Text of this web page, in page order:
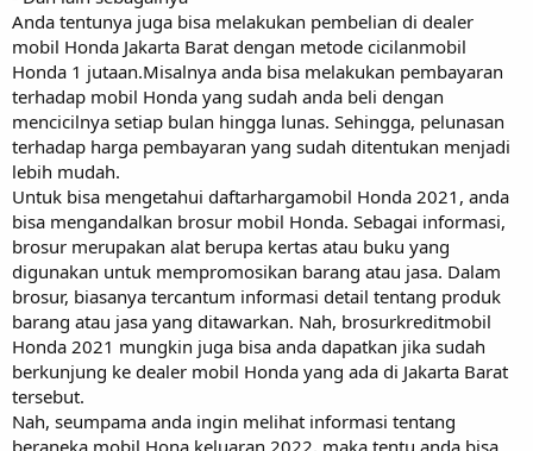
Anda tentunya juga bisa melakukan pembelian di dealer
mobil Honda Jakarta Barat dengan metode cicilanmobil
Honda 1 jutaan.Misalnya anda bisa melakukan pembayaran
terhadap mobil Honda yang sudah anda beli dengan
mencicilnya setiap bulan hingga lunas. Sehingga, pelunasan
terhadap harga pembayaran yang sudah ditentukan menjadi
lebih mudah.
Untuk bisa mengetahui daftarhargamobil Honda 2021, anda
bisa mengandalkan brosur mobil Honda. Sebagai informasi,
brosur merupakan alat berupa kertas atau buku yang
digunakan untuk mempromosikan barang atau jasa. Dalam
brosur, biasanya tercantum informasi detail tentang produk
barang atau jasa yang ditawarkan. Nah, brosurkreditmobil
Honda 2021 mungkin juga bisa anda dapatkan jika sudah
berkunjung ke dealer mobil Honda yang ada di Jakarta Barat
tersebut.
Nah, seumpama anda ingin melihat informasi tentang
beraneka mobil Hona keluaran 2022, maka tentu anda bisa